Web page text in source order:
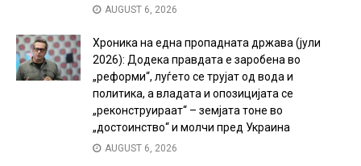
AUGUST 6, 2026
Хроника на една пропадната држава (јули
2026): Додека правдата е заробена во
„реформи“, луѓето се трујат од вода и
политика, а владата и опозицијата се
„реконструираат“ – земјата тоне во
„достоинство“ и молчи пред Украина
AUGUST 6, 2026